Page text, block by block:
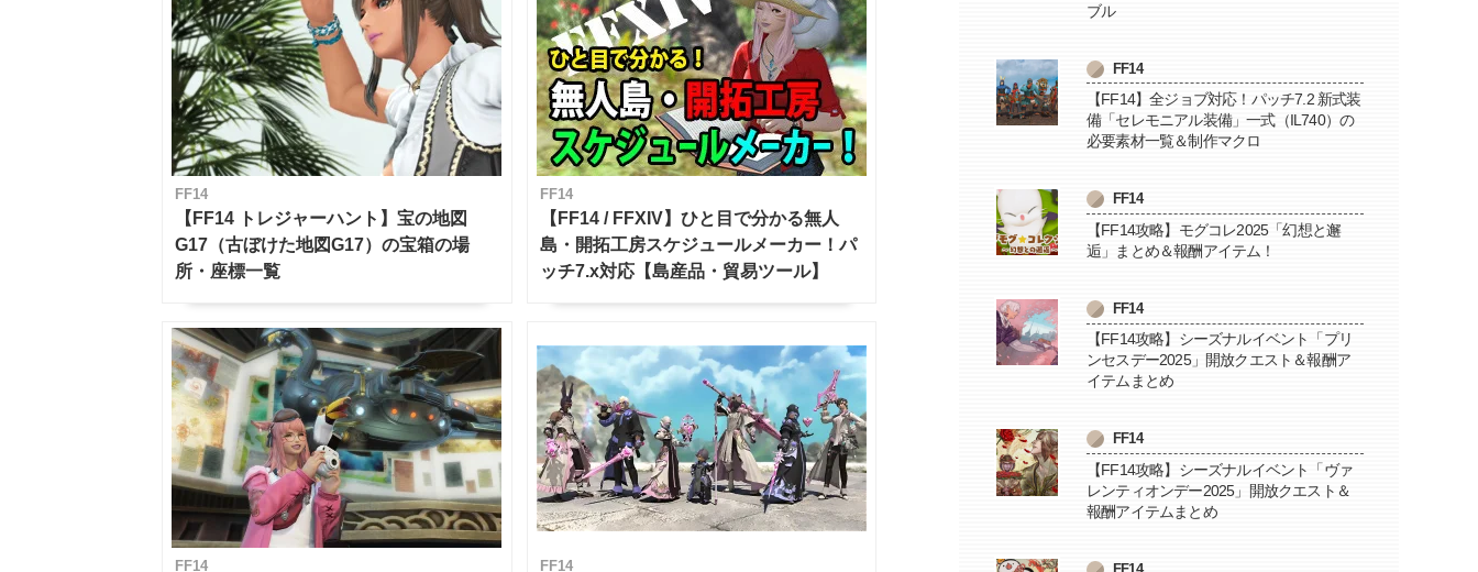
FF14
【FF14 トレジャーハント】宝の地図
G17（古ぼけた地図G17）の宝箱の場
所・座標一覧
FF14
【FF14 / FFXIV】ひと目で分かる無人
島・開拓工房スケジュールメーカー！パ
ッチ7.x対応【島産品・貿易ツール】
FF14 FF14
ブル
FF14
【FF14】全ジョブ対応！パッチ7.2 新式装
備「セレモニアル装備」一式（IL740）の
必要素材一覧＆制作マクロ
FF14
【FF14攻略】モグコレ2025「幻想と邂
逅」まとめ＆報酬アイテム！
FF14
【FF14攻略】シーズナルイベント「プリ
ンセスデー2025」開放クエスト＆報酬ア
イテムまとめ
FF14
【FF14攻略】シーズナルイベント「ヴァ
レンティオンデー2025」開放クエスト＆
報酬アイテムまとめ